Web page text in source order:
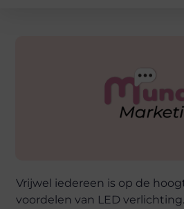
Vrijwel iedereen is op de
voordelen van LED